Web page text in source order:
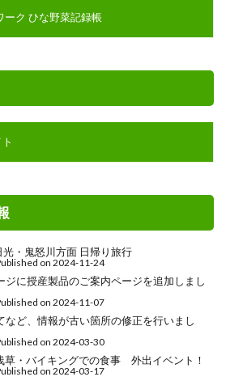
ーク ひな野菜記録帳
・鬼怒川方面 日帰り旅行
on 2024-11-24
ジに授産製品のご案内ページを追加しまし
on 2024-11-07
など、情報が古い箇所の修正を行いまし
on 2024-03-30
・バイキングでの食事 外出イベント！
on 2024-03-17